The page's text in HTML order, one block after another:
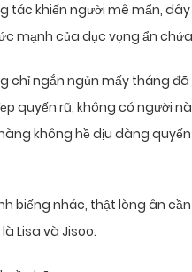
tác khiến người mê mẩn,
mạnh của dục vọng ẩn
chỉ ngắn ngủn mấy tháng
quyến rũ, không có người
không hề dịu dàng
biếng nhác, thật lòng ân
Lisa và Jisoo.